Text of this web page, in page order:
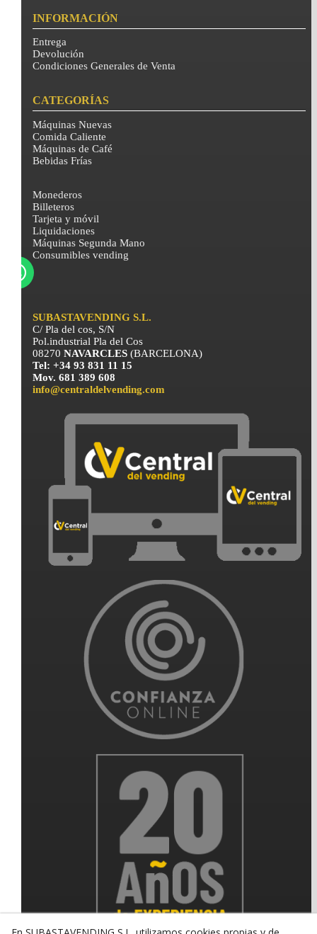
INFORMACIÓN
Entrega
Devolución
Condiciones Generales de Venta
CATEGORÍAS
Máquinas Nuevas
Comida Caliente
Máquinas de Café
Bebidas Frías
Monederos
Billeteros
Tarjeta y móvil
Liquidaciones
Máquinas Segunda Mano
Consumibles vending
SUBASTAVENDING S.L.
C/ Pla del cos, S/N
Pol.industrial Pla del Cos
08270NAVARCLES(BARCELONA)
Tel: +34 93 831 11 15
Mov. 681 389 608
info@centraldelvending.com